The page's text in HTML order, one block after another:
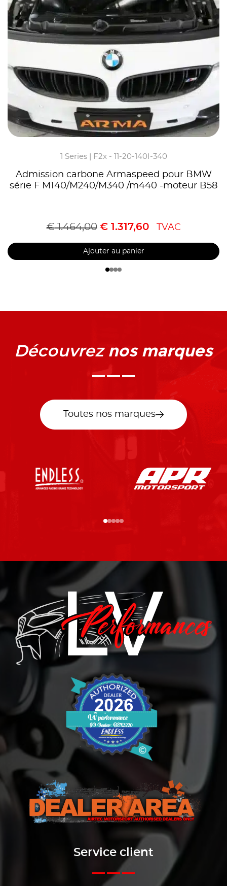
1 Series | F2x - 11-20-140I-340
Admission carbone Armaspeed pour BMW
série F M140/M240/M340 /m440 -moteur B58
€1.464,00 €1.317,60 TVAC
Ajouter au panier
Découvrez nos marques
Toutes nos marques
Service client